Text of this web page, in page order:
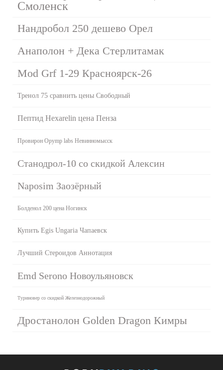
Смоленск
Нандробол 250 дешево Орел
Анаполон + Дека Стерлитамак
Mod Grf 1-29 Красноярск-26
Тренол 75 сравнить цены Свободный
Пептид Hexarelin цена Пенза
Провирон Opymp labs Невинномысск
Станодрол-10 со скидкой Алексин
Naposim Заозёрный
Болденол 200 цена Ногинск
Купить Egis Ungaria Чапаевск
Лучший Стероидов Аннотация
Emd Serono Новоульяновск
Туриновер со скидкой Железнодорожный
Дростанолон Golden Dragon Кимры